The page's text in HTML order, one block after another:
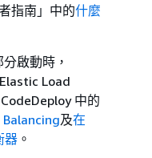
指南」 中的什麼
啟動時，
Load
中的
及在
器 。